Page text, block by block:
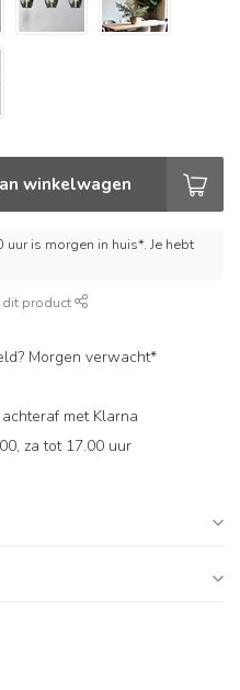
winkelwagen
is morgen in huis*. Je hebt
dit product
Morgen verwacht*
met Klarna
za tot 17.00 uur